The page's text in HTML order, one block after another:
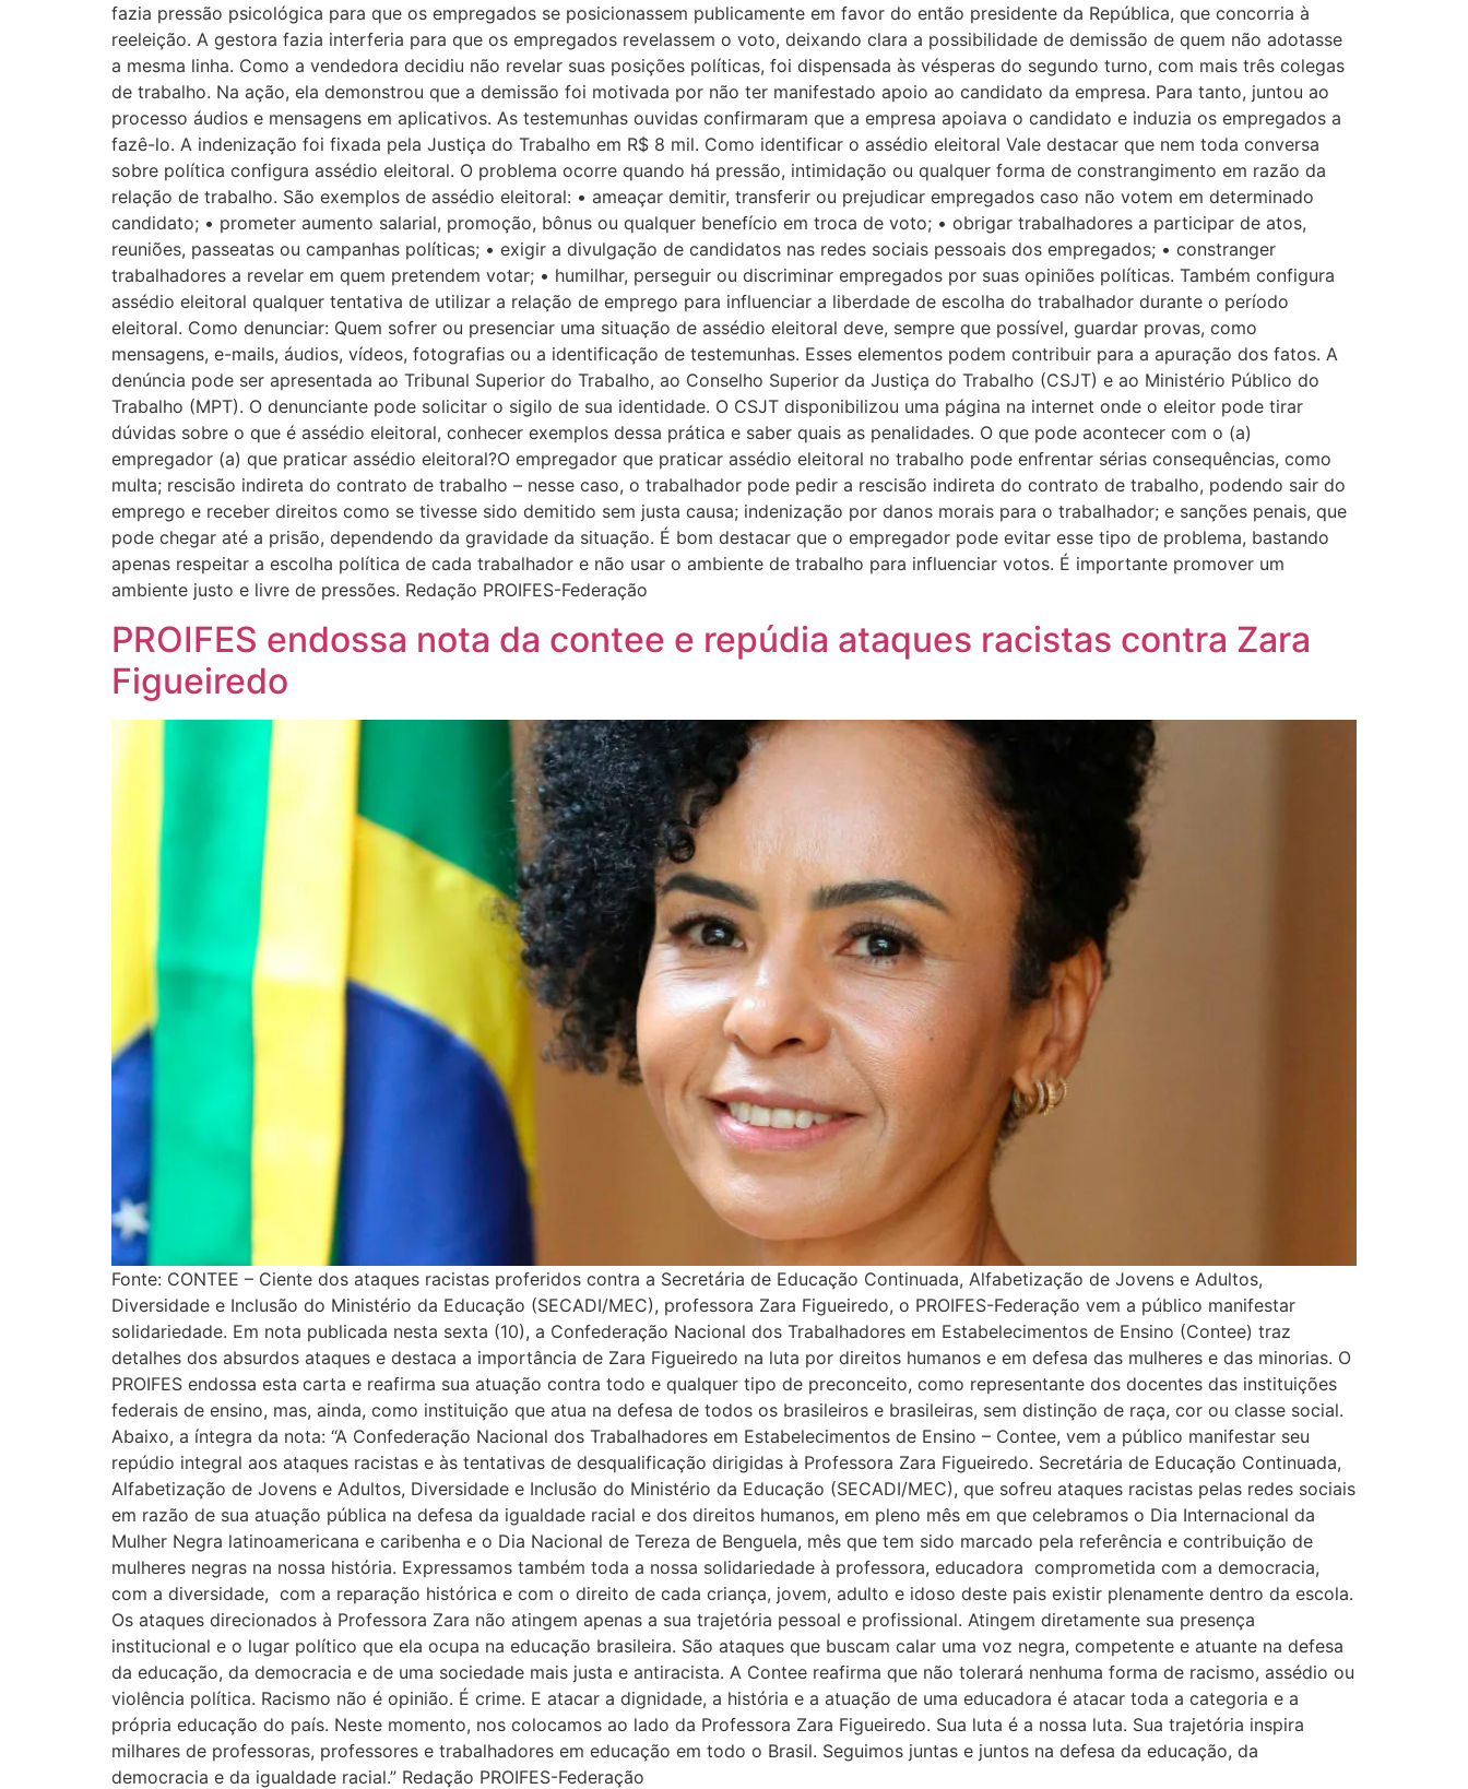
fazia pressão psicológica para que os empregados se posicionassem publicamente em favor do então presidente da República, que concorria à
reeleição. A gestora fazia interferia para que os empregados revelassem o voto, deixando clara a possibilidade de demissão de quem não adotasse
a mesma linha. Como a vendedora decidiu não revelar suas posições políticas, foi dispensada às vésperas do segundo turno, com mais três colegas
de trabalho. Na ação, ela demonstrou que a demissão foi motivada por não ter manifestado apoio ao candidato da empresa. Para tanto, juntou ao
processo áudios e mensagens em aplicativos. As testemunhas ouvidas confirmaram que a empresa apoiava o candidato e induzia os empregados a
fazê-lo. A indenização foi fixada pela Justiça do Trabalho em R$ 8 mil. Como identificar o assédio eleitoral Vale destacar que nem toda conversa
sobre política configura assédio eleitoral. O problema ocorre quando há pressão, intimidação ou qualquer forma de constrangimento em razão da
relação de trabalho. São exemplos de assédio eleitoral: • ameaçar demitir, transferir ou prejudicar empregados caso não votem em determinado
candidato; • prometer aumento salarial, promoção, bônus ou qualquer benefício em troca de voto; • obrigar trabalhadores a participar de atos,
reuniões, passeatas ou campanhas políticas; • exigir a divulgação de candidatos nas redes sociais pessoais dos empregados; • constranger
trabalhadores a revelar em quem pretendem votar; • humilhar, perseguir ou discriminar empregados por suas opiniões políticas. Também configura
assédio eleitoral qualquer tentativa de utilizar a relação de emprego para influenciar a liberdade de escolha do trabalhador durante o período
eleitoral. Como denunciar: Quem sofrer ou presenciar uma situação de assédio eleitoral deve, sempre que possível, guardar provas, como
mensagens, e-mails, áudios, vídeos, fotografias ou a identificação de testemunhas. Esses elementos podem contribuir para a apuração dos fatos. A
denúncia pode ser apresentada ao Tribunal Superior do Trabalho, ao Conselho Superior da Justiça do Trabalho (CSJT) e ao Ministério Público do
Trabalho (MPT). O denunciante pode solicitar o sigilo de sua identidade. O CSJT disponibilizou uma página na internet onde o eleitor pode tirar
dúvidas sobre o que é assédio eleitoral, conhecer exemplos dessa prática e saber quais as penalidades. O que pode acontecer com o (a)
empregador (a) que praticar assédio eleitoral?O empregador que praticar assédio eleitoral no trabalho pode enfrentar sérias consequências, como
multa; rescisão indireta do contrato de trabalho – nesse caso, o trabalhador pode pedir a rescisão indireta do contrato de trabalho, podendo sair do
emprego e receber direitos como se tivesse sido demitido sem justa causa; indenização por danos morais para o trabalhador; e sanções penais, que
pode chegar até a prisão, dependendo da gravidade da situação. É bom destacar que o empregador pode evitar esse tipo de problema, bastando
apenas respeitar a escolha política de cada trabalhador e não usar o ambiente de trabalho para influenciar votos. É importante promover um
ambiente justo e livre de pressões. Redação PROIFES-Federação
PROIFES endossa nota da contee e repúdia ataques racistas contra Zara
Figueiredo
Fonte: CONTEE – Ciente dos ataques racistas proferidos contra a Secretária de Educação Continuada, Alfabetização de Jovens e Adultos,
Diversidade e Inclusão do Ministério da Educação (SECADI/MEC), professora Zara Figueiredo, o PROIFES-Federação vem a público manifestar
solidariedade. Em nota publicada nesta sexta (10), a Confederação Nacional dos Trabalhadores em Estabelecimentos de Ensino (Contee) traz
detalhes dos absurdos ataques e destaca a importância de Zara Figueiredo na luta por direitos humanos e em defesa das mulheres e das minorias. O
PROIFES endossa esta carta e reafirma sua atuação contra todo e qualquer tipo de preconceito, como representante dos docentes das instituições
federais de ensino, mas, ainda, como instituição que atua na defesa de todos os brasileiros e brasileiras, sem distinção de raça, cor ou classe social.
Abaixo, a íntegra da nota: “A Confederação Nacional dos Trabalhadores em Estabelecimentos de Ensino – Contee, vem a público manifestar seu
repúdio integral aos ataques racistas e às tentativas de desqualificação dirigidas à Professora Zara Figueiredo. Secretária de Educação Continuada,
Alfabetização de Jovens e Adultos, Diversidade e Inclusão do Ministério da Educação (SECADI/MEC), que sofreu ataques racistas pelas redes sociais
em razão de sua atuação pública na defesa da igualdade racial e dos direitos humanos, em pleno mês em que celebramos o Dia Internacional da
Mulher Negra latinoamericana e caribenha e o Dia Nacional de Tereza de Benguela, mês que tem sido marcado pela referência e contribuição de
mulheres negras na nossa história. Expressamos também toda a nossa solidariedade à professora, educadora comprometida com a democracia,
com a diversidade, com a reparação histórica e com o direito de cada criança, jovem, adulto e idoso deste pais existir plenamente dentro da escola.
Os ataques direcionados à Professora Zara não atingem apenas a sua trajetória pessoal e profissional. Atingem diretamente sua presença
institucional e o lugar político que ela ocupa na educação brasileira. São ataques que buscam calar uma voz negra, competente e atuante na defesa
da educação, da democracia e de uma sociedade mais justa e antiracista. A Contee reafirma que não tolerará nenhuma forma de racismo, assédio ou
violência política. Racismo não é opinião. É crime. E atacar a dignidade, a história e a atuação de uma educadora é atacar toda a categoria e a
própria educação do país. Neste momento, nos colocamos ao lado da Professora Zara Figueiredo. Sua luta é a nossa luta. Sua trajetória inspira
milhares de professoras, professores e trabalhadores em educação em todo o Brasil. Seguimos juntas e juntos na defesa da educação, da
democracia e da igualdade racial.” Redação PROIFES-Federação